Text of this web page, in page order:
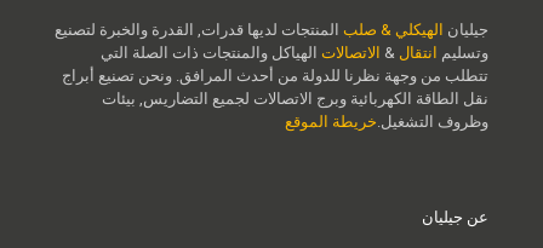
جيليان الهيكلي & صلب المنتجات لديها قدرات, القدرة والخبرة لتصنيع
وتسليم انتقال & الاتصالات الهياكل والمنتجات ذات الصلة التي
تتطلب من وجهة نظرنا للدولة من أحدث المرافق. ونحن تصنيع أبراج
نقل الطاقة الكهربائية وبرج الاتصالات لجميع التضاريس, بيئات
وظروف التشغيل. خريطة الموقع
عن جيليان